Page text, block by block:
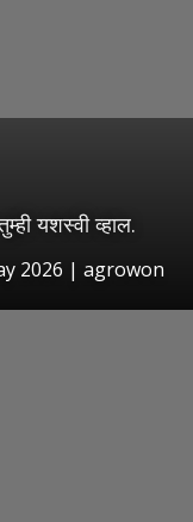
यशस्वी व्हाल.
2026 | agrowon